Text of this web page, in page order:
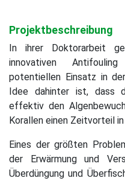
Projektbeschreibung
In ihrer Doktorarbeit
innovativen
potentiellen Einsatz in
Idee dahinter ist, dass
effektiv den
Korallen einen Zeitvorteil
Eines der größten
der Erwärmung und
Überdüngung und